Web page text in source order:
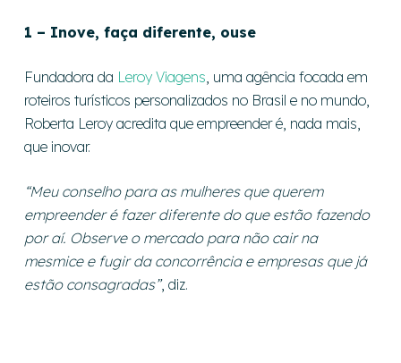
1 – Inove, faça diferente, ouse
Fundadora da Leroy Viagens , uma agência focada em
roteiros turísticos personalizados no Brasil e no mundo,
Roberta Leroy acredita que empreender é, nada mais,
que inovar.
“Meu conselho para as mulheres que querem
empreender é fazer diferente do que estão fazendo
por aí. Observe o mercado para não cair na
mesmice e fugir da concorrência e empresas que já
estão consagradas”, diz.